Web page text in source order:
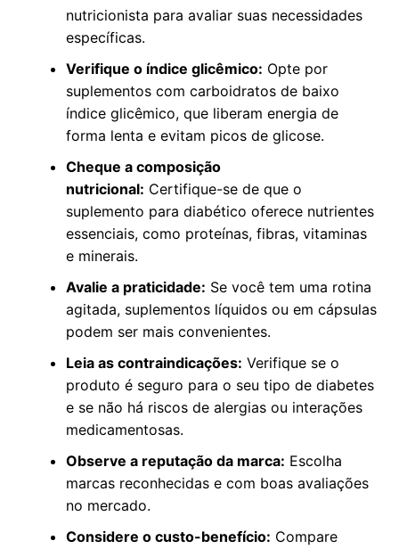
nutricionista para avaliar suas necessidades
específicas.
Verifique o índice glicêmico: Opte por
suplementos com carboidratos de baixo
índice glicêmico, que liberam energia de
forma lenta e evitam picos de glicose.
Cheque a composição
nutricional: Certifique-se de que o
suplemento para diabético oferece nutrientes
essenciais, como proteínas, fibras, vitaminas
e minerais.
Avalie a praticidade: Se você tem uma rotina
agitada, suplementos líquidos ou em cápsulas
podem ser mais convenientes.
Leia as contraindicações: Verifique se o
produto é seguro para o seu tipo de diabetes
e se não há riscos de alergias ou interações
medicamentosas.
Observe a reputação da marca: Escolha
marcas reconhecidas e com boas avaliações
no mercado.
Considere o custo-benefício: Compare